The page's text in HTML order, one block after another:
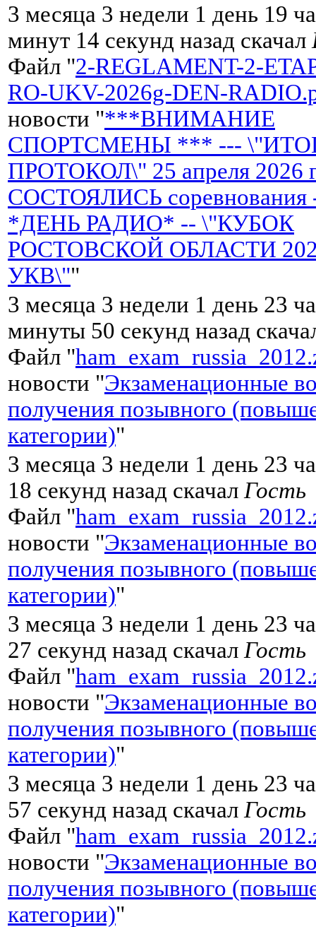
3 месяца 3 недели 1 день 19
минут 14 секунд назад скачал
Файл "2-REGLAMENT-2-
RO-UKV-2026g-DEN-
новости "***ВНИМАНИЕ
СПОРТСМЕНЫ *** ---
ПРОТОКОЛ\" 25 апреля 2026
СОСТОЯЛИСЬ
*ДЕНЬ РАДИО* -- \"КУБОК
РОСТОВСКОЙ ОБЛАСТИ 2026
УКВ\""
3 месяца 3 недели 1 день 23
минуты 50 секунд назад
Файл "
новости "Экзаменационные
получения позывного
категории)"
3 месяца 3 недели 1 день 23
18 секунд назад скачал Гость
Файл "
новости "Экзаменационные
получения позывного
категории)"
3 месяца 3 недели 1 день 23
27 секунд назад скачал Гость
Файл "
новости "Экзаменационные
получения позывного
категории)"
3 месяца 3 недели 1 день 23
57 секунд назад скачал Гость
Файл "
новости "Экзаменационные
получения позывного
категории)"